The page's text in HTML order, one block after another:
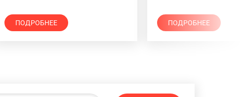
ПОДРОБНЕЕ ПОДРОБНЕЕ